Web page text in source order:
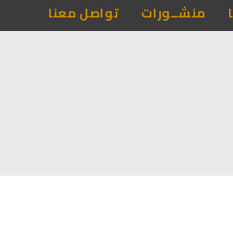
منشــورات تواصل معنا